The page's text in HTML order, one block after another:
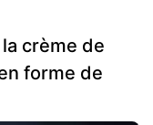
crème de
forme de